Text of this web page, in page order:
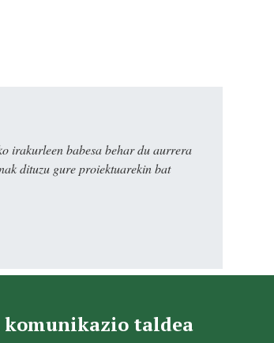
irakurleen babesa behar du aurrera
dituzu gure proiektuarekin bat
komunikazio taldea